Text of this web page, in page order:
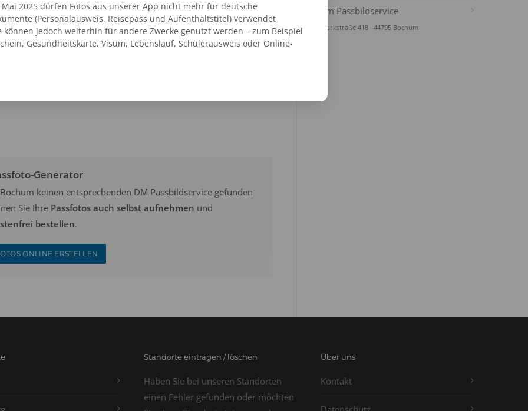
Generator
keinen entsprechenden DM Passbildservice gefunden
Sie Ihre Passfotos auch selbst aufnehmen und
bestellen.
ONLINE ERSTELLEN
dm Passbildservice
Markstraße 418 · 44795 Bochum
Standorte eintragen / löschen
Haben Sie bei unseren Standorten
einen Fehler gefunden oder möchten
Über uns
Kontakt
Mai 2025 dürfen Fotos aus unserer App nicht mehr für deutsche
(Personalausweis, Reisepass und Aufenthaltstitel) verwendet
können jedoch weiterhin für andere Zwecke genutzt werden – zum Beispiel
Gesundheitskarte, Visum, Lebenslauf, Schülerausweis oder Online-